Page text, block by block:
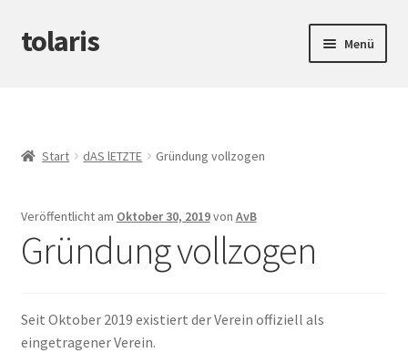
Zur
Navigation
Zum
Inhalt
tolaris Menü
Start dAS lETZTE Gründung vollzogen
Veröffentlicht am Oktober 30, 2019von AvB
Gründung vollzogen
Seit Oktober 2019 existiert der Verein offiziell als
eingetragener Verein.